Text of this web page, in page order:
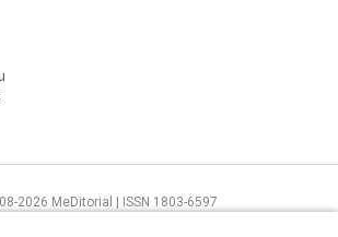
2026 MeDitorial | ISSN 1803-6597